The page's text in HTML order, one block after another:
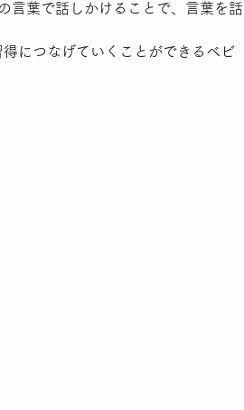
言葉で話しかけることで、言葉を話
につなげていくことができるベビ